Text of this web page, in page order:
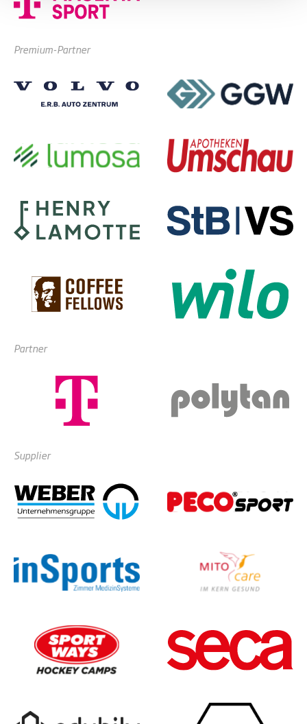
Premium-Partner
Partner
Supplier